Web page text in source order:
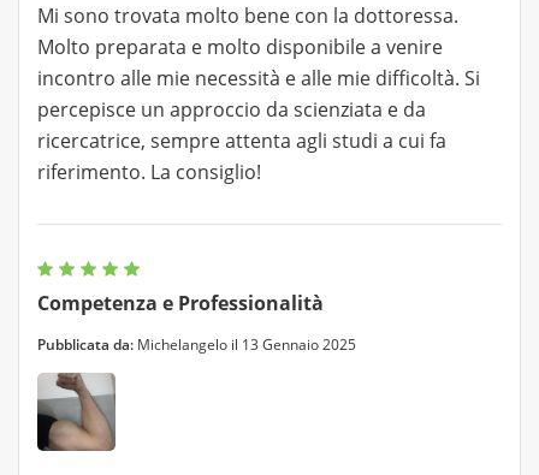
Mi sono trovata molto bene con la dottoressa.
Molto preparata e molto disponibile a venire
incontro alle mie necessità e alle mie difficoltà. Si
percepisce un approccio da scienziata e da
ricercatrice, sempre attenta agli studi a cui fa
riferimento. La consiglio!
Competenza e Professionalità
Pubblicata da: Michelangelo il 13 Gennaio 2025